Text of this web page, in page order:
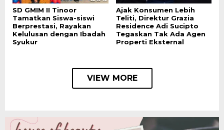
SD GMIM II Tinoor
Tamatkan Siswa-siswi
Berprestasi, Rayakan
Kelulusan dengan Ibadah
Syukur
Ajak Konsumen Lebih
Teliti, Direktur Grazia
Residence Adi Sucipto
Tegaskan Tak Ada Agen
Properti Eksternal
VIEW MORE